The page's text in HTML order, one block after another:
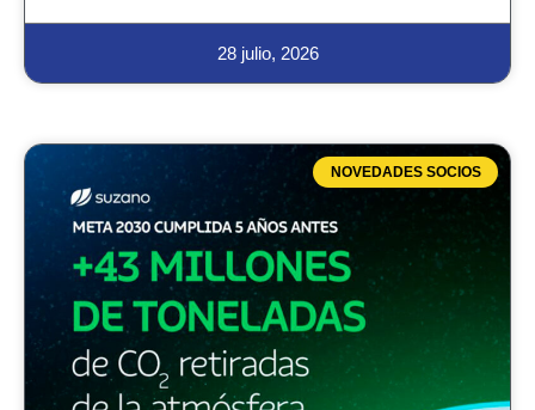
28 julio, 2026
NOVEDADES SOCIOS